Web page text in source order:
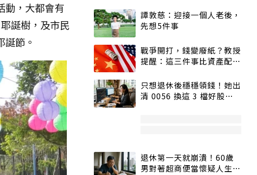
動，大都會有
誕樹，及市民
節。
譚敦慈：迎接一個人老後，
先想5件事
戰爭開打，錢變廢紙？教授
提醒：這三件事比資產配置
只想退休後穩穩領錢！她出
清 0056 換這 3 檔好股：
退休第一天就崩潰！60歲
男對著超商便當懷疑人生